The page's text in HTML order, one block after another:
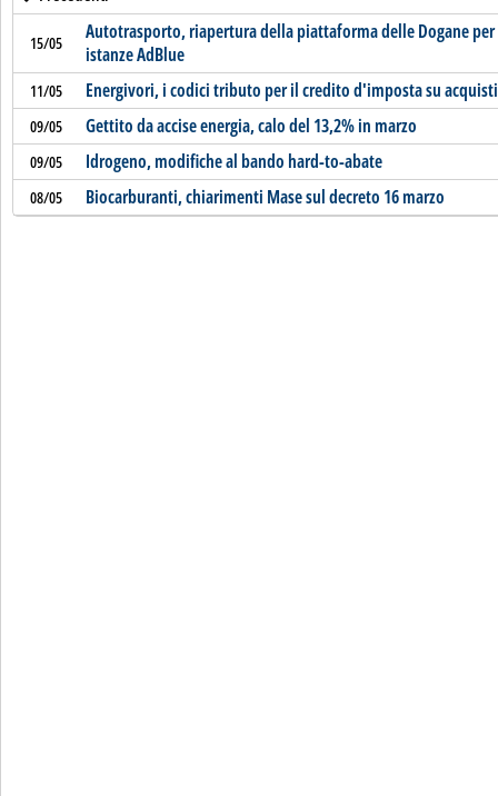
15/05
Autotrasporto, riapertura della piattaforma delle Dogane
istanze AdBlue
11/05 Energivori, i codici tributo per il credito d'imposta su
09/05 Gettito da accise energia, calo del 13,2% in marzo
09/05 Idrogeno, modifiche al bando hard-to-abate
08/05 Biocarburanti, chiarimenti Mase sul decreto 16 marzo